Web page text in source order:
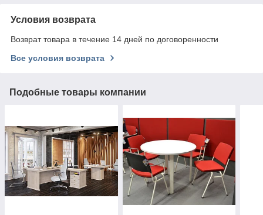
Условия возврата
Возврат товара в течение 14 дней по договоренности
Все условия возврата
Подобные товары компании